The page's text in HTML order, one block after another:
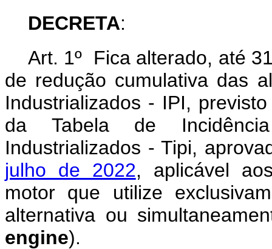
DECRETA:
Art. 1º Fica alterado, até
de redução cumulativa das
Industrializados - IPI,
da Tabela de
Industrializados - Tipi,
julho de 2022, aplicável
motor que utilize
alternativa ou
engine).